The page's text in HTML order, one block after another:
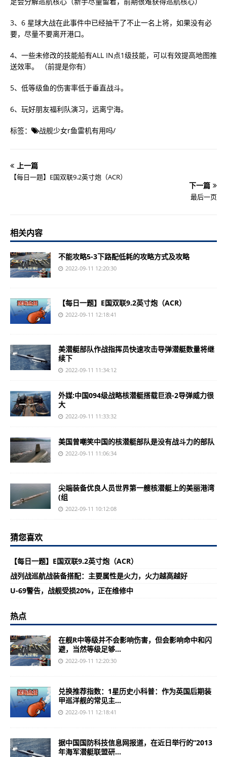
3、6 星球大战在此事件中已经抽干了不止一名上将，如果没有必
要，尽量不要离开港口。
4、一些未修改的技能船有ALL IN点1级技能，可以有效提高地图推
送效率。 （前提是你有）
5、低等级鱼的伤害率低于垂直战斗。
6、玩好朋友福利队演习，远离宁海。
标签： 战舰少女r鱼雷机有用吗/
上一篇
【每日一题】E国双联9.2英寸炮（ACR）
下一篇
最后一页
相关内容
不能攻略5-3下路配低耗的攻略方式及攻略
2022-09-11 12:20:30
【每日一题】E国双联9.2英寸炮（ACR）
2022-09-11 12:18:41
美潜艇部队作战指挥员快速攻击导弹潜艇数量将继
续下
2022-09-11 11:34:12
外媒:中国094级战略核潜艇搭载巨浪-2导弹威力很
大
2022-09-11 11:33:32
美国曾嘲笑中国的核潜艇部队是没有战斗力的部队
2022-09-11 11:06:34
尖端装备优良人员世界第一艘核潜艇上的美丽港湾
(组
2022-09-11 10:12:08
猜您喜欢
【每日一题】E国双联9.2英寸炮（ACR）
战列战巡航战装备搭配：主要属性是火力，火力越高越好
U-69警告，战舰受损20%，正在维修中
热点
在舰R中等级并不会影响伤害，但会影响命中和闪
避，当然等级足够...
2022-09-11 12:20:30
兑换推荐指数：1星历史小科普：作为英国后期装
甲巡洋舰的常见主...
2022-09-11 12:18:41
据中国国防科技信息网报道，在近日举行的“2013
年海军潜艇联盟研...